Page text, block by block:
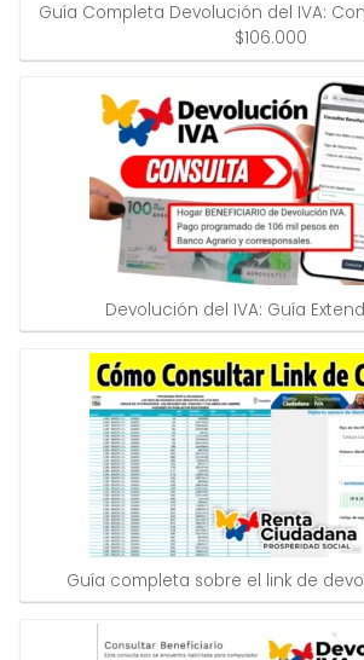
Guía Completa Devolución del IVA:
$106.000
Devolución del IVA: Guía
Guía completa sobre el link de